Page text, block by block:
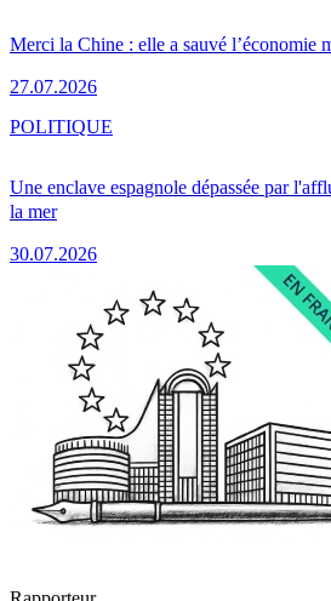
Merci la Chine : elle a sauvé l’économie
27.07.2026
Une enclave espagnole dépassée par
la mer
30.07.2026
POLITIQUE